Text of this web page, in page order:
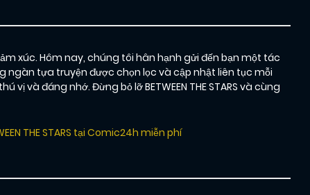
xúc. Hôm nay, chúng tôi hân hạnh gửi đến bạn một tác
ngàn tựa truyện được chọn lọc và cập nhật liên tục mỗi
đáng nhớ. Đừng bỏ lỡ BETWEEN THE STARS và cùng
THE STARS tại Comic24h miễn phí